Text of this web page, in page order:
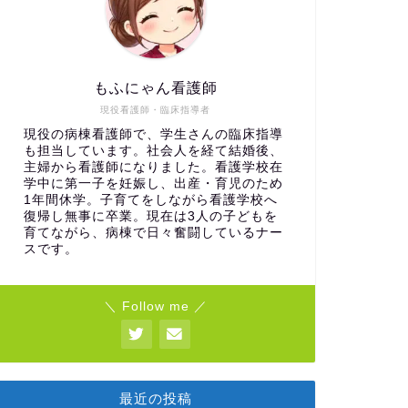
現役看護師・臨床指導者
もふにゃん看護師
現役の病棟看護師で、学生さんの臨床指導
も担当しています。社会人を経て結婚後、
主婦から看護師になりました。看護学校在
学中に第一子を妊娠し、出産・育児のため
1年間休学。子育てをしながら看護学校へ
復帰し無事に卒業。現在は3人の子どもを
育てながら、病棟で日々奮闘しているナー
スです。
＼ Follow me ／
最近の投稿